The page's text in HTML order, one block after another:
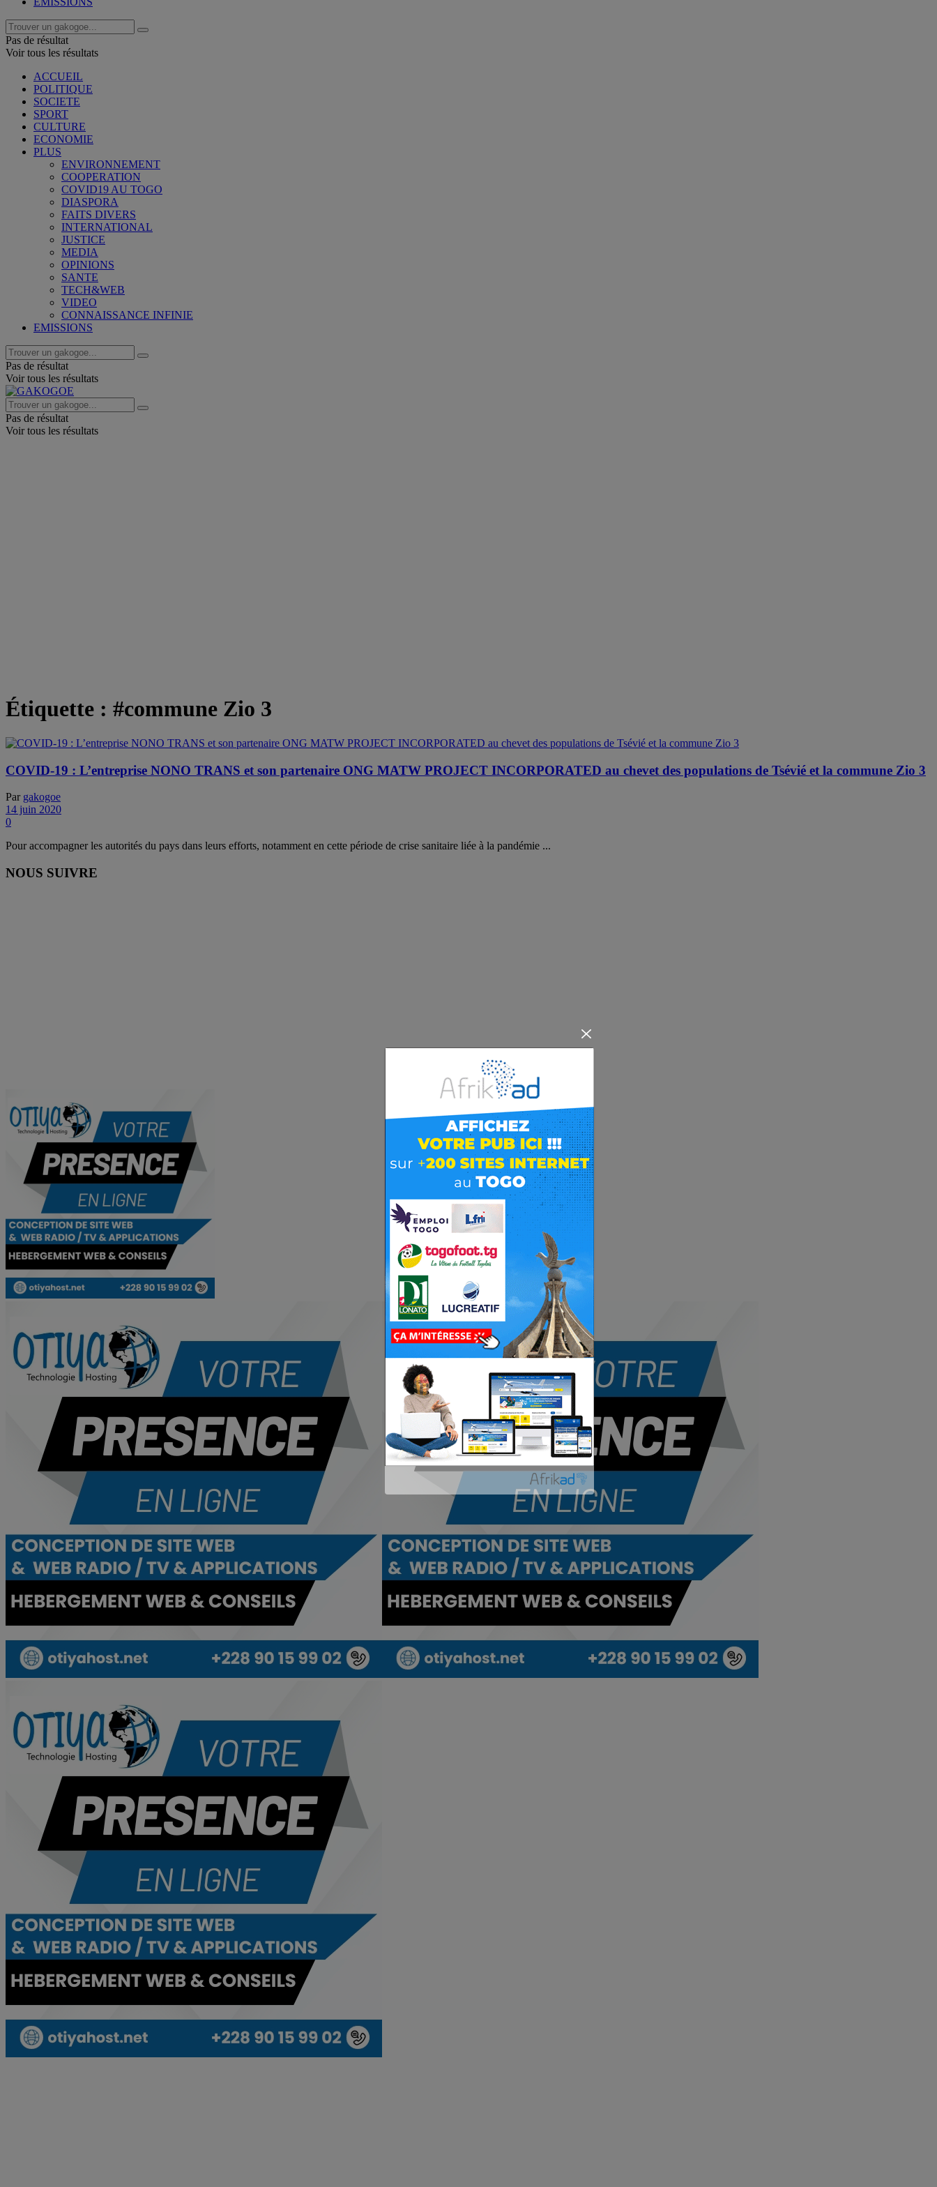
Pas de résultat
Voir tous les résultats
ACCUEIL
POLITIQUE
SOCIETE
SPORT
CULTURE
ECONOMIE
PLUS
ENVIRONNEMENT
COOPERATION
COVID19 AU TOGO
DIASPORA
FAITS DIVERS
INTERNATIONAL
JUSTICE
MEDIA
OPINIONS
SANTE
TECH&WEB
VIDEO
CONNAISSANCE INFINIE
EMISSIONS
Pas de résultat
Voir tous les résultats
Pas de résultat
Voir tous les résultats
Étiquette : #commune Zio 3
COVID-19 : L’entreprise NONO TRANS et son partenaire ONG MATW PROJECT INCORPORATED au chevet des populations de Tsévié et la commune Zio 3
Par gakogoe
14 juin 2020
0
Pour accompagner les autorités du pays dans leurs efforts, notamment en cette période de crise sanitaire liée à la pandémie ...
NOUS SUIVRE